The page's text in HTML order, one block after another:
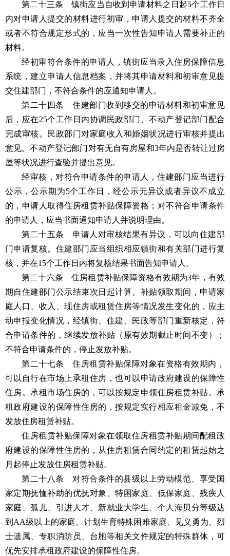
第二十三条 镇街应当自收到申请材料之日起5个工作日
内对申请人提交的材料进行初审，申请人提交的材料不齐全
或者不符合规定形式的，应当一次性告知申请人需要补正的
材料。
经初审符合条件的申请人，镇街应当录入住房保障信息
系统，建立申请人信息档案，并将其申请材料和初审意见提
交住建部门，不符合条件的应通知申请人。
第二十四条 住建部门收到移交的申请材料和初审意见
后，应在25个工作日内协调民政部门、不动产登记部门配合
完成审核。民政部门对家庭收入和婚姻状况进行审核并提出
意见。不动产登记部门对有无自有房屋和3年内是否转让过房
屋等状况进行查验并提出意见。
经审核，对符合申请条件的申请人，住建部门应当进行
公示，公示期为5个工作日，经公示无异议或者异议不成立
的，申请人取得住房租赁补贴保障资格；对不符合申请条件
的申请人，应当书面通知申请人并说明理由。
第二十五条 申请人对审核结果有异议，可以向住建部
门申请复核。住建部门应当组织相应镇街和有关部门进行复
核，并在15个工作日内将复核结果书面告知申请人。
第二十六条 住房租赁补贴保障资格有效期为3年，有效
期自住建部门公示结束次日起计算。补贴领取期间，申请家
庭人口、收入、现住房或租赁住房等情况发生变化的，应主
动申报变化情况，经镇街、住建、民政等部门重新核定，符
合申请条件的，继续发放补贴（原有效期截止时间不变）；
不符合申请条件的，停止发放补贴。
第二十七条 住房租赁补贴保障对象在资格有效期内，
可以自行在市场上承租住房，也可以申请政府建设的保障性
住房。承租市场住房的，可以按规定申领住房租赁补贴。承
租政府建设的保障性住房的，按规定实行相应租金减免，不
发放住房租赁补贴。
住房租赁补贴保障对象在领取住房租赁补贴期间配租政
府建设的保障性住房的，从住房租赁合同约定的租赁起始之
月起停止发放住房租赁补贴。
第二十八条 对符合条件的县级以上劳动模范、享受国
家定期抚恤补助的优抚对象、特困家庭、低保家庭、残疾人
家庭、孤儿、引进人才、新就业大学生、个人海贝分等级达
到AA级以上的家庭、计划生育特殊困难家庭、见义勇为、烈
士遗属、专职消防员、台胞等相关文件规定的特殊群体，可
优先安排承租政府建设的保障性住房。